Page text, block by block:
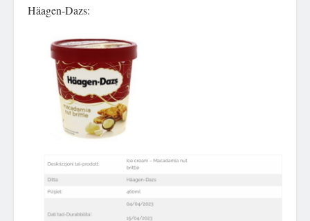
Häagen-Dazs: